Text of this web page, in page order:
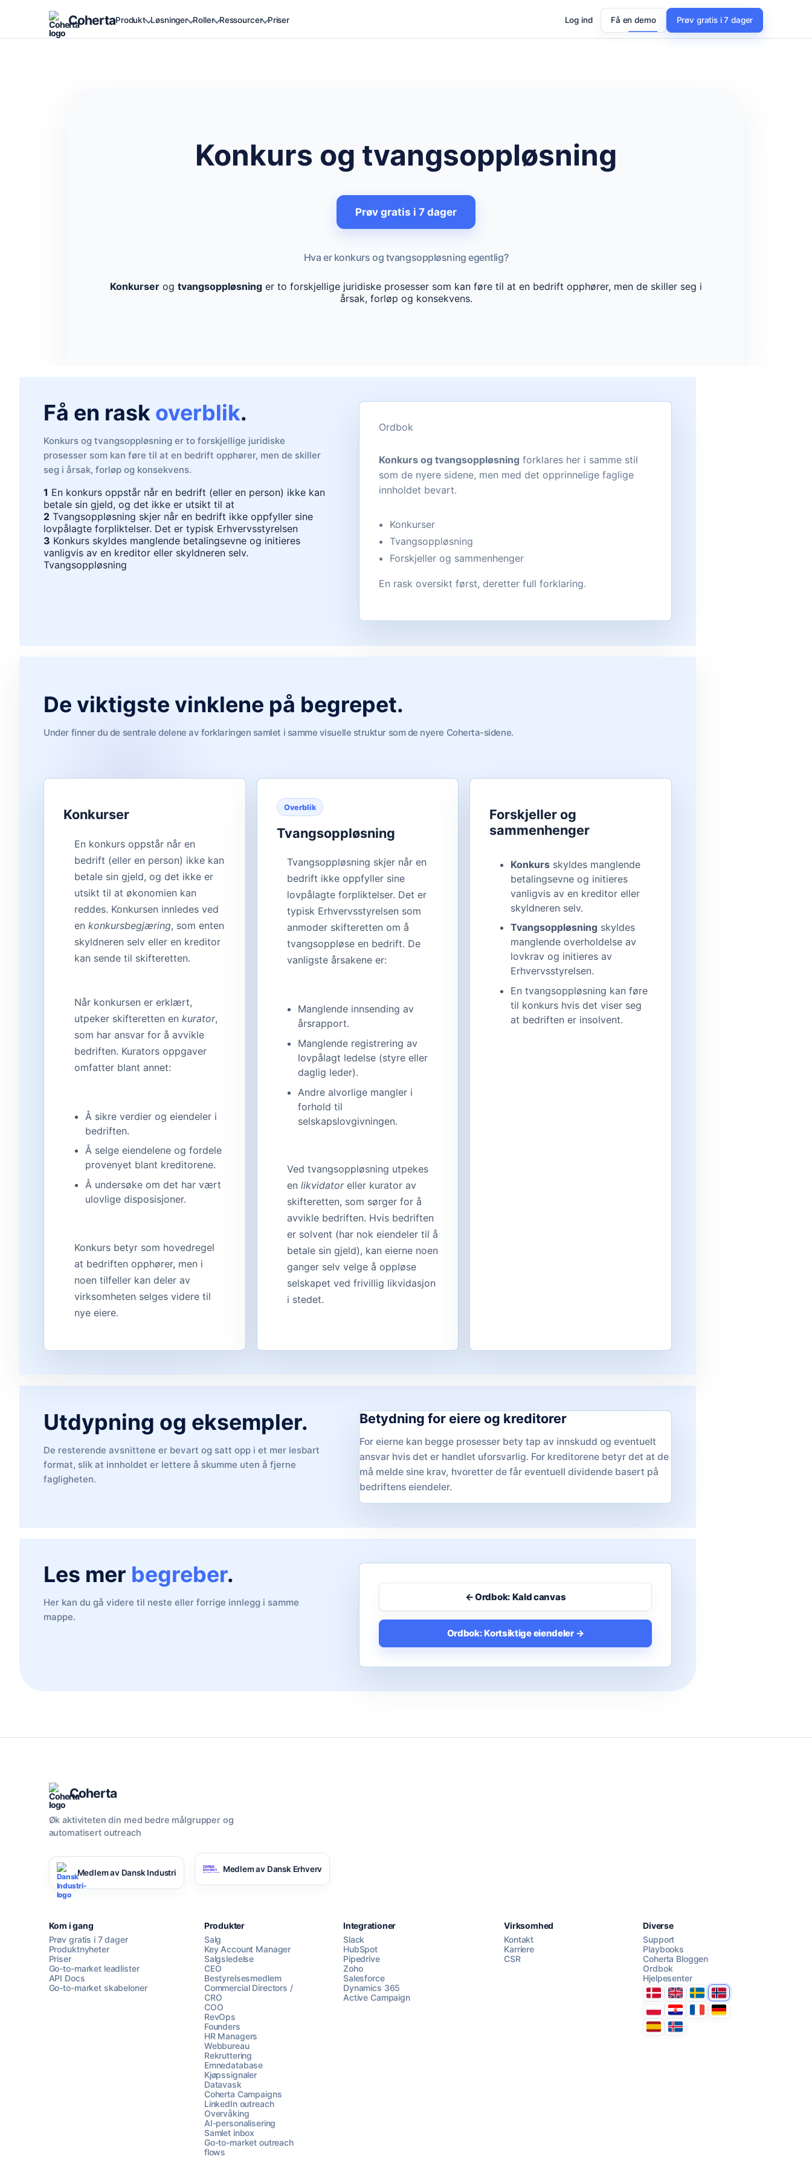
CohertaProdukt Løsninger Roller Ressourcer Priser Log ind Få en demo Prøv gratis i 7 dager
Konkurs og tvangsoppløsning
Prøv gratis i 7 dager
Hva er konkurs og tvangsoppløsning egentlig?
Konkurser og tvangsoppløsning er to forskjellige juridiske prosesser som kan føre til at en bedrift opphører, men de skiller seg i
årsak, forløp og konsekvens.
Få en rask overblik.
Konkurs og tvangsoppløsning er to forskjellige juridiske
prosesser som kan føre til at en bedrift opphører, men de skiller
seg i årsak, forløp og konsekvens.
1 En konkurs oppstår når en bedrift (eller en person) ikke kan
betale sin gjeld, og det ikke er utsikt til at
2 Tvangsoppløsning skjer når en bedrift ikke oppfyller sine
lovpålagte forpliktelser. Det er typisk Erhvervsstyrelsen
3 Konkurs skyldes manglende betalingsevne og initieres
vanligvis av en kreditor eller skyldneren selv.
Tvangsoppløsning
Ordbok
Konkurs og tvangsoppløsning forklares her i samme stil
som de nyere sidene, men med det opprinnelige faglige
innholdet bevart.
Konkurser
Tvangsoppløsning
Forskjeller og sammenhenger
En rask oversikt først, deretter full forklaring.
De viktigste vinklene på begrepet.
Under finner du de sentrale delene av forklaringen samlet i samme visuelle struktur som de nyere Coherta-sidene.
Konkurser
En konkurs oppstår når en
bedrift (eller en person) ikke kan
betale sin gjeld, og det ikke er
utsikt til at økonomien kan
reddes. Konkursen innledes ved
en konkursbegjæring, som enten
skyldneren selv eller en kreditor
kan sende til skifteretten.
Når konkursen er erklært,
utpeker skifteretten en kurator,
som har ansvar for å avvikle
bedriften. Kurators oppgaver
omfatter blant annet:
Å sikre verdier og eiendeler i
bedriften.
Å selge eiendelene og fordele
provenyet blant kreditorene.
Å undersøke om det har vært
ulovlige disposisjoner.
Konkurs betyr som hovedregel
at bedriften opphører, men i
noen tilfeller kan deler av
virksomheten selges videre til
nye eiere.
Overblik
Tvangsoppløsning
Tvangsoppløsning skjer når en
bedrift ikke oppfyller sine
lovpålagte forpliktelser. Det er
typisk Erhvervsstyrelsen som
anmoder skifteretten om å
tvangsoppløse en bedrift. De
vanligste årsakene er:
Manglende innsending av
årsrapport.
Manglende registrering av
lovpålagt ledelse (styre eller
daglig leder).
Andre alvorlige mangler i
forhold til
selskapslovgivningen.
Ved tvangsoppløsning utpekes
enlikvidatoreller kurator av
skifteretten, som sørger for å
avvikle bedriften. Hvis bedriften
er solvent (har nok eiendeler til å
betale sin gjeld), kan eierne noen
ganger selv velge å oppløse
selskapet ved frivillig likvidasjon
i stedet.
Forskjeller og
sammenhenger
Konkurs skyldes manglende
betalingsevne og initieres
vanligvis av en kreditor eller
skyldneren selv.
Tvangsoppløsning skyldes
manglende overholdelse av
lovkrav og initieres av
Erhvervsstyrelsen.
En tvangsoppløsning kan føre
til konkurs hvis det viser seg
at bedriften er insolvent.
Utdypning og eksempler.
De resterende avsnittene er bevart og satt opp i et mer lesbart
format, slik at innholdet er lettere å skumme uten å fjerne
fagligheten.
Betydning for eiere og kreditorer
For eierne kan begge prosesser bety tap av innskudd og eventuelt
ansvar hvis det er handlet uforsvarlig. For kreditorene betyr det at de
må melde sine krav, hvoretter de får eventuell dividende basert på
bedriftens eiendeler.
Les mer begreber.
Her kan du gå videre til neste eller forrige innlegg i samme
mappe.
← Ordbok: Kald canvas
Ordbok: Kortsiktige eiendeler →
AI Campaign Assist Chat with us
Coherta
Øk aktiviteten din med bedre målgrupper og
automatisert outreach
Medlem av Dansk Industri Medlem av Dansk Erhverv
Kom i gang
Prøv gratis i 7 dager
Produktnyheter
Priser
Go-to-market leadlister
API Docs
Go-to-market skabeloner
Produkter
Salg
Key Account Manager
Salgsledelse
CEO
Bestyrelsesmedlem
Commercial Directors /
CRO
COO
RevOps
Founders
HR Managers
Webbureau
Rekruttering
Emnedatabase
Kjøpssignaler
Datavask
Coherta Campaigns
LinkedIn outreach
Overvåking
AI-personalisering
Samlet inbox
Go-to-market outreach
flows
Integrationer
Slack
HubSpot
Pipedrive
Zoho
Salesforce
Dynamics 365
Active Campaign
Virksomhed
Kontakt
Karriere
CSR
Diverse
Support
Playbooks
Coherta Bloggen
Ordbok
Hjelpesenter
DanmarkUnited Kingdom
SverigeNorge
PolskaHrvatskaFranceDeutschland
EspanaÍsland